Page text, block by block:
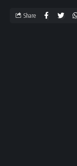
Share